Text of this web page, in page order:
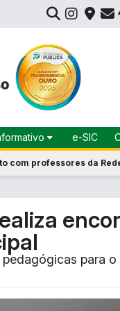
Agência de
Notícias
Eventos
Concursos
Turismo
FAQ /
Perguntas
Leis, Decretos
e-SIC
com professores da
para